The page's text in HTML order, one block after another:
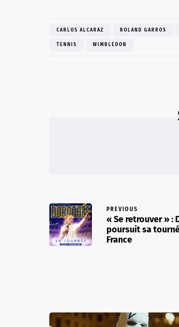
CARLOS ALCARAZ ROLAND GARROS
TENNIS WIMBLEDON
PREVIOUS
« Se retrouver » :
poursuit sa
France